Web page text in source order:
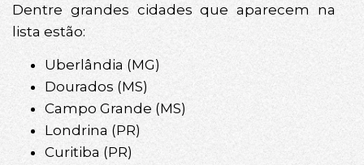
Dentre grandes cidades que aparecem na
lista estão:
Uberlândia (MG)
Dourados (MS)
Campo Grande (MS)
Londrina (PR)
Curitiba (PR)